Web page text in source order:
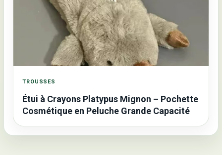
TROUSSES
Étui à Crayons Platypus Mignon – Pochette
Cosmétique en Peluche Grande Capacité